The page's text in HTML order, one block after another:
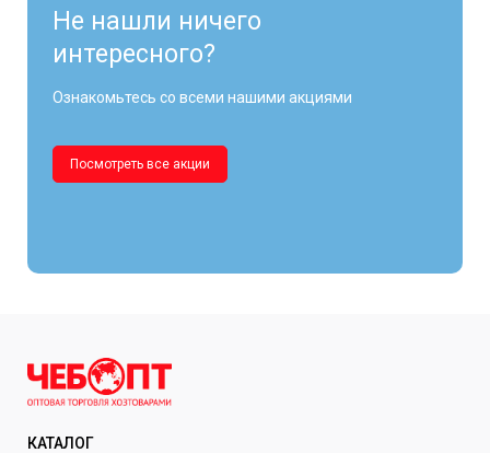
Не нашли ничего
интересного?
Ознакомьтесь со всеми нашими акциями
Посмотреть все акции
КАТАЛОГ